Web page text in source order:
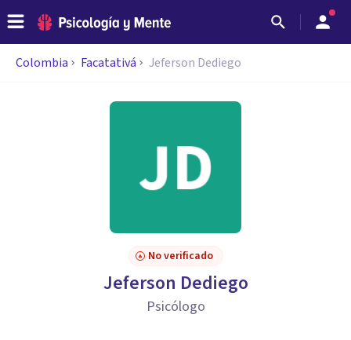
Colombia Facatativá Jeferson Dediego
No verificado
Jeferson Dediego
Psicólogo